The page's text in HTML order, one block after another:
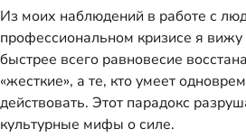
Из моих наблюдений в работе с
профессиональном кризисе я вижу
быстрее всего равновесие
«жесткие», а те, кто умеет
действовать. Этот парадокс
культурные мифы о силе.